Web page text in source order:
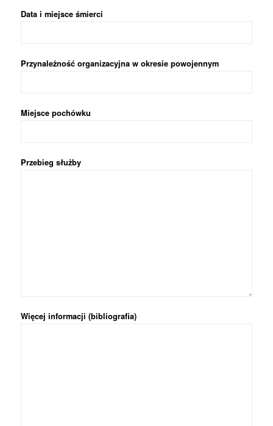
Data i miejsce śmierci
Przynależność organizacyjna w okresie powojennym
Miejsce pochówku
Przebieg służby
Więcej informacji (bibliografia)